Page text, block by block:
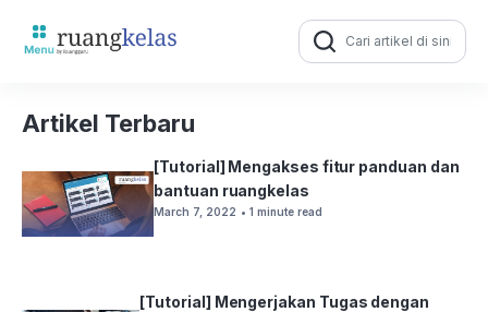
Search
for:
Artikel Terbaru
[Tutorial] Mengakses fitur panduan dan
bantuan ruangkelas
March 7, 2022 • 1 minute read
[Tutorial] Mengerjakan Tugas dengan